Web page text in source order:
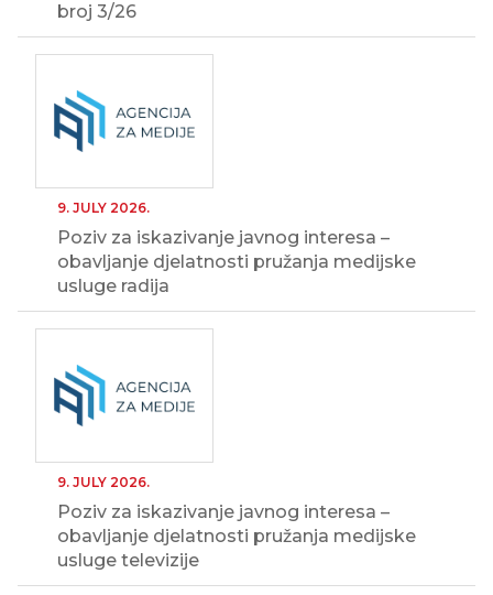
broj 3/26
9. JULY 2026.
Poziv za iskazivanje javnog interesa –
obavljanje djelatnosti pružanja medijske
usluge radija
9. JULY 2026.
Poziv za iskazivanje javnog interesa –
obavljanje djelatnosti pružanja medijske
usluge televizije